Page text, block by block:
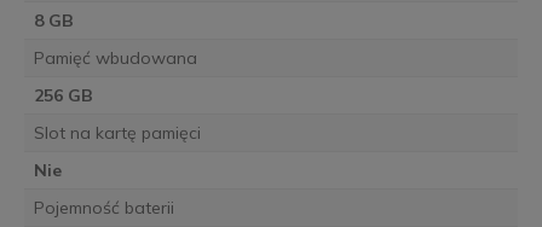
8 GB
Pamięć wbudowana
256 GB
Slot na kartę pamięci
Nie
Pojemność baterii